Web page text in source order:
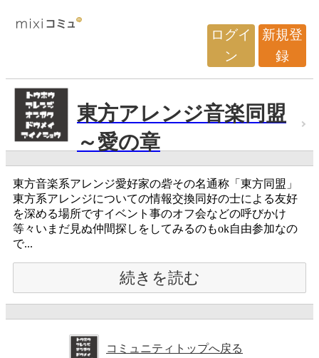
ログイ
ン
新規登
録
東方アレンジ音楽同盟
～愛の章
東方音楽系アレンジ愛好家の砦その名通称「東方同盟」
東方系アレンジについての情報交換同好の士による友好
を深める場所ですイベント事のオフ会などの呼びかけ
等々いまだ見ぬ仲間探しをしてみるのもok自由参加なの
で...
続きを読む
コミュニティトップへ戻る